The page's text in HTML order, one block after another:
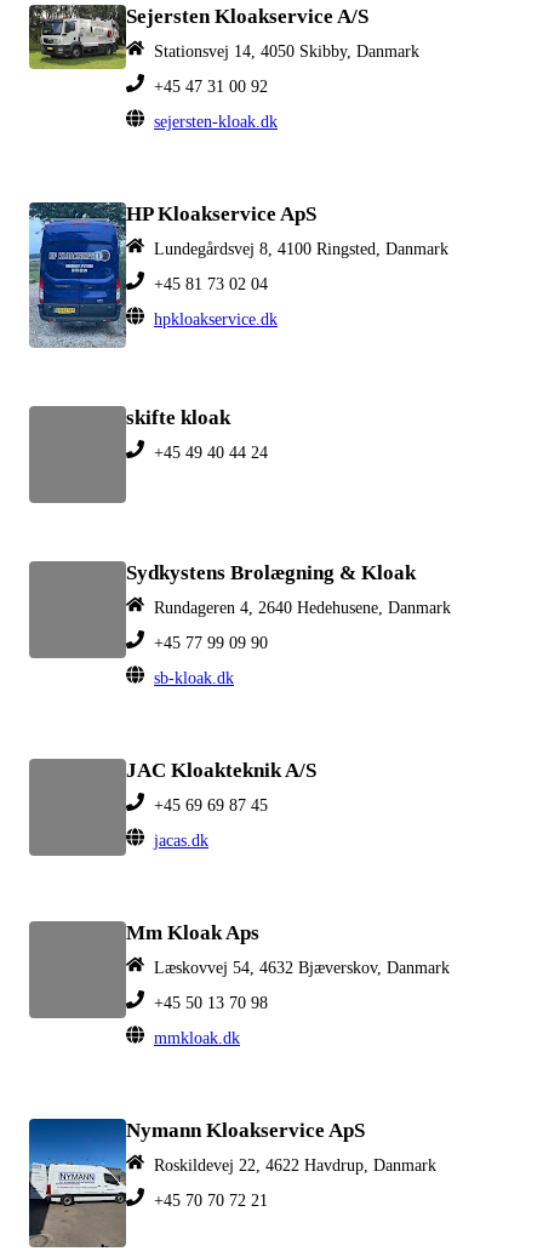
Sejersten Kloakservice A/S
Stationsvej 14, 4050 Skibby, Danmark
+45 47 31 00 92
sejersten-kloak.dk
HP Kloakservice ApS
Lundegårdsvej 8, 4100 Ringsted, Danmark
+45 81 73 02 04
hpkloakservice.dk
skifte kloak
+45 49 40 44 24
Sydkystens Brolægning & Kloak
Rundageren 4, 2640 Hedehusene, Danmark
+45 77 99 09 90
sb-kloak.dk
JAC Kloakteknik A/S
+45 69 69 87 45
jacas.dk
Mm Kloak Aps
Læskovvej 54, 4632 Bjæverskov, Danmark
+45 50 13 70 98
mmkloak.dk
Nymann Kloakservice ApS
Roskildevej 22, 4622 Havdrup, Danmark
+45 70 70 72 21